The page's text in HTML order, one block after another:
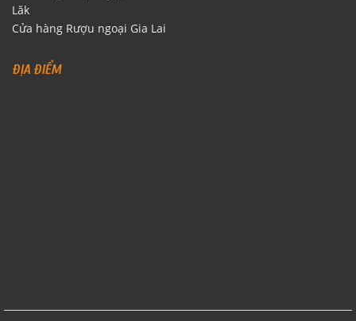
Lăk
Cửa hàng Rượu ngoại Gia Lai
ĐỊA ĐIỂM